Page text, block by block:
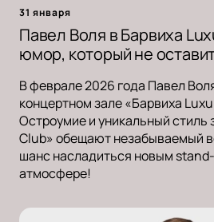
31 января
Павел Воля в Барвиха
юмор, который не
В феврале 2026 года Павел
концертном зале «Барвиха
Остроумие и уникальный стиль
Club» обещают незабываемый
шанс насладиться новым
атмосфере!